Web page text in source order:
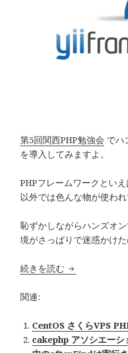
第5回関西PHP勉強会 でハ
を導入してみますよ。
PHPフレームワークとい
以外では色んな物が使われ
恥ずかしながらハンズオ
境がさっぱりで迷惑かけた
続きを読む PHPフレーム
関連:
CentOS さくらVPS
cakephp アソシエー